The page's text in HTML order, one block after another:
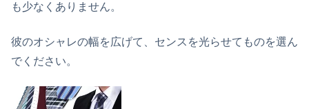
も少なくありません。
彼のオシャレの幅を広げて、センスを光らせてものを選ん
でください。